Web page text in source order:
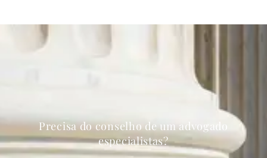
Precisa do conselho de um advogado
especialistas?